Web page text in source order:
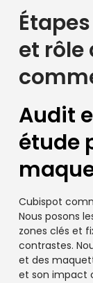
et rôle
Audit
étude
Cubispot
Nous posons
zones clés et
contrastes.
et des
et son impact